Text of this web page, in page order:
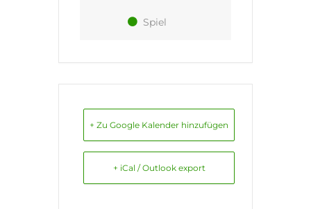
Spiel
+ Zu Google Kalender hinzufügen
+ iCal / Outlook export